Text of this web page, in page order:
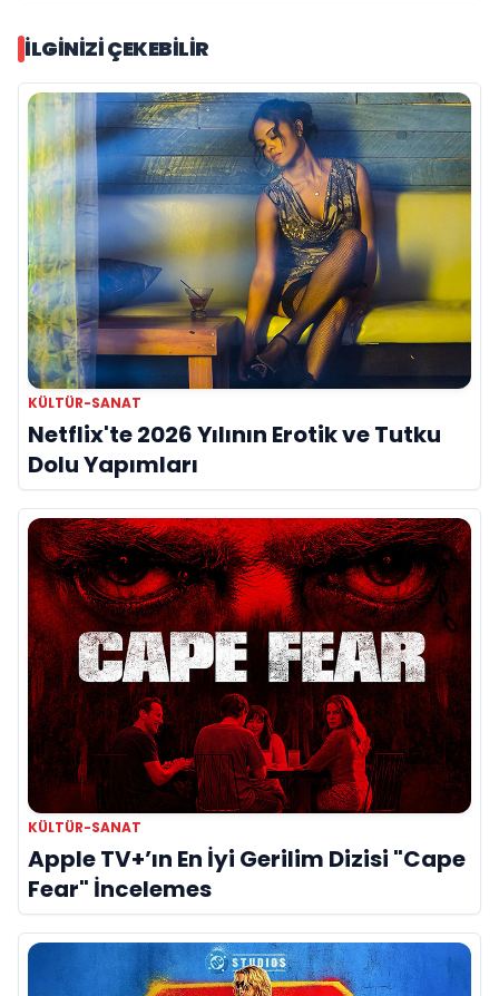
İLGINIZI ÇEKEBILIR
KÜLTÜR-SANAT
Netflix'te 2026 Yılının Erotik ve Tutku
Dolu Yapımları
KÜLTÜR-SANAT
Apple TV+’ın En İyi Gerilim Dizisi "Cape
Fear" İncelemes